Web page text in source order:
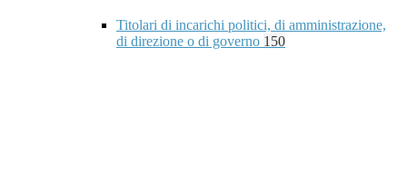
Titolari di incarichi politici, di amministrazione,
di direzione o di governo 150